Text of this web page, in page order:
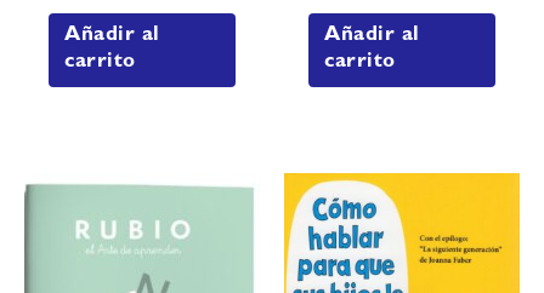
Añadir al
carrito
Añadir al
carrito